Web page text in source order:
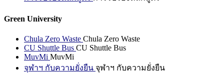
Green University
Chula Zero Waste Chula Zero Waste
CU Shuttle Bus CU Shuttle Bus
MuvMi MuvMi
จุฬาฯ กับความยั่งยืน จุฬาฯ กับความยั่งยืน